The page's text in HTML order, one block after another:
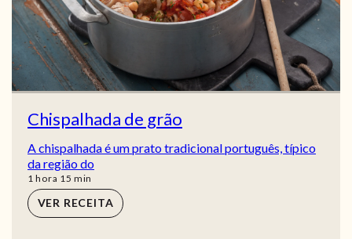
Chispalhada de grão
A chispalhada é um prato tradicional português, típico
da região do
1 hora
hora 15 min
min
VER RECEITA